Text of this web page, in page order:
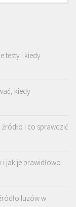
testy i kiedy
kiedy
i co sprawdzić
i jak je prawidłowo
luzów w